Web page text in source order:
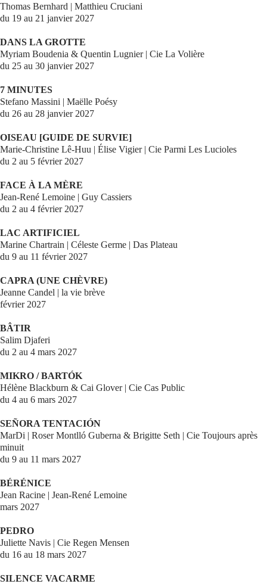
Thomas Bernhard | Matthieu Cruciani
du 19 au 21 janvier 2027
DANS LA GROTTE
Myriam Boudenia & Quentin Lugnier | Cie La Volière
du 25 au 30 janvier 2027
7 MINUTES
Stefano Massini | Maëlle Poésy
du 26 au 28 janvier 2027
OISEAU [GUIDE DE SURVIE]
Marie-Christine Lê-Huu | Élise Vigier | Cie Parmi Les Lucioles
du 2 au 5 février 2027
FACE À LA MÈRE
Jean-René Lemoine | Guy Cassiers
du 2 au 4 février 2027
LAC ARTIFICIEL
Marine Chartrain | Céleste Germe | Das Plateau
du 9 au 11 février 2027
CAPRA (UNE CHÈVRE)
Jeanne Candel | la vie brève
février 2027
BÂTIR
Salim Djaferi
du 2 au 4 mars 2027
MIKRO / BARTÓK
Hélène Blackburn & Cai Glover | Cie Cas Public
du 4 au 6 mars 2027
SEÑORA TENTACIÓN
MarDi | Roser Montlló Guberna & Brigitte Seth | Cie Toujours après
minuit
du 9 au 11 mars 2027
BÉRÉNICE
Jean Racine | Jean-René Lemoine
mars 2027
PEDRO
Juliette Navis | Cie Regen Mensen
du 16 au 18 mars 2027
SILENCE VACARME